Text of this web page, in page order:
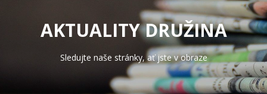
AKTUALITY DRUŽINA
Sledujte naše stránky, ať jste v obraze